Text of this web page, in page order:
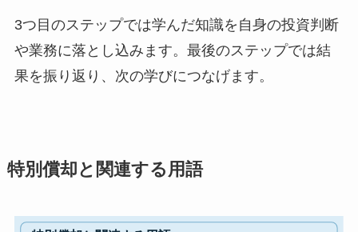
3つ目のステップでは学んだ知識を自身の投資判断
や業務に落とし込みます。最後のステップでは結
果を振り返り、次の学びにつなげます。
特別償却と関連する用語